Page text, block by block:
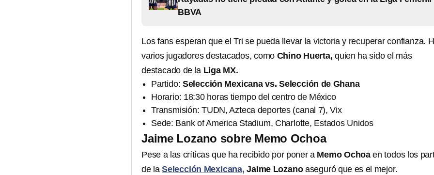
BBVA
Los fans esperan que el Tri se pueda llevar la victoria y recuperar confianza.
varios jugadores destacados, como Chino Huerta, quien ha sido el más
destacado de la Liga MX.
Partido: Selección Mexicana vs. Selección de Ghana
Horario: 18:30 horas tiempo del centro de México
Transmisión: TUDN, Azteca deportes (canal 7), Vix
Sede: Bank of America Stadium, Charlotte, Estados Unidos
Jaime Lozano sobre Memo Ochoa
Pese a las críticas que ha recibido por poner a Memo Ochoa en todos los
de la Selección Mexicana, Jaime Lozanoaseguró que es el mejor.